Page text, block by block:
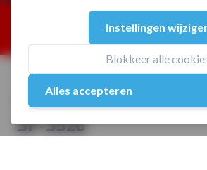
Instellingen
Blokkeer alle
Alles accepteren
25% korting ivm vakantiesluiting.
ZOMERMP. muv vloeren,
zakelijk en dealer inlog. Verzending
Home / Spirit Fitness Functional
Spirit Fitness
SP-3526